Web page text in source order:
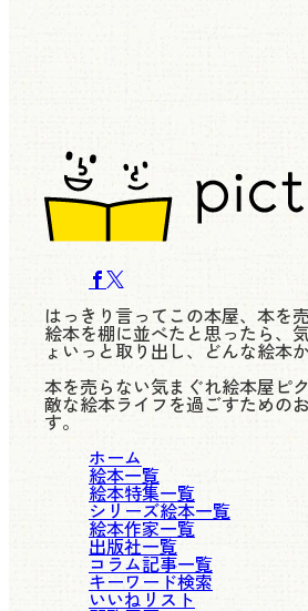
はっきり言ってこの本屋、本を
絵本を棚に並べたと思ったら、
ょいっと取り出し、どんな絵本
本を売らない気まぐれ絵本屋ピ
敵な絵本ライフを過ごすための
す。
ホーム
絵本一覧
絵本特集一覧
シリーズ絵本一覧
絵本作家一覧
出版社一覧
コラム記事一覧
キーワード検索
いいねリスト